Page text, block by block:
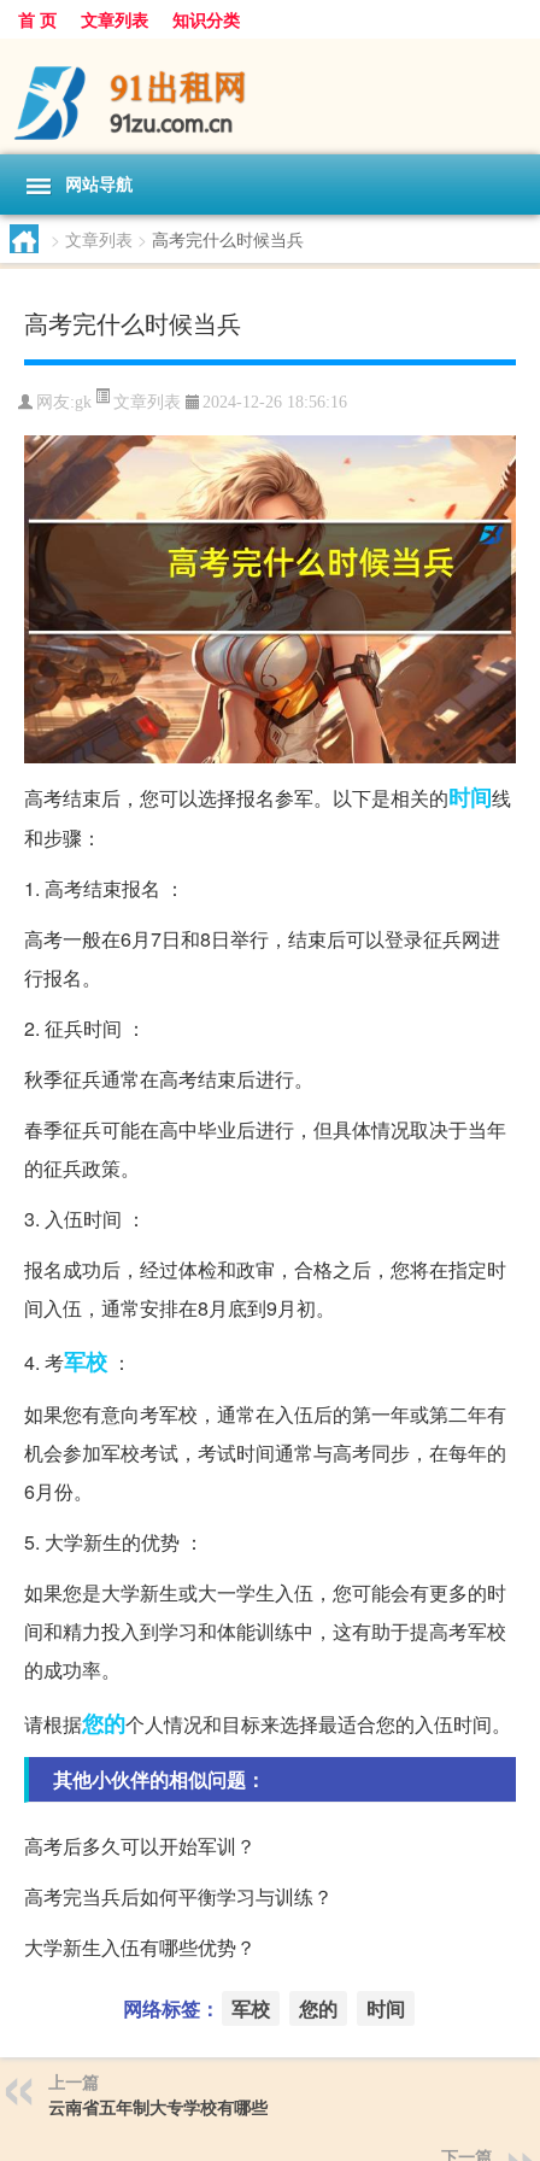
首 页 文章列表 知识分类
网站导航
> 文章列表 > 高考完什么时候当兵
高考完什么时候当兵
网友:gk 文章列表 2024-12-26 18:56:16
高考结束后，您可以选择报名参军。以下是相关的时间线
和步骤：
1. 高考结束报名 ：
高考一般在6月7日和8日举行，结束后可以登录征兵网进
行报名。
2. 征兵时间 ：
秋季征兵通常在高考结束后进行。
春季征兵可能在高中毕业后进行，但具体情况取决于当年
的征兵政策。
3. 入伍时间 ：
报名成功后，经过体检和政审，合格之后，您将在指定时
间入伍，通常安排在8月底到9月初。
4. 考军校 ：
如果您有意向考军校，通常在入伍后的第一年或第二年有
机会参加军校考试，考试时间通常与高考同步，在每年的
6月份。
5. 大学新生的优势 ：
如果您是大学新生或大一学生入伍，您可能会有更多的时
间和精力投入到学习和体能训练中，这有助于提高考军校
的成功率。
请根据您的个人情况和目标来选择最适合您的入伍时间。
其他小伙伴的相似问题：
高考后多久可以开始军训？
高考完当兵后如何平衡学习与训练？
大学新生入伍有哪些优势？
网络标签： 军校 您的 时间
上一篇
云南省五年制大专学校有哪些
下一篇